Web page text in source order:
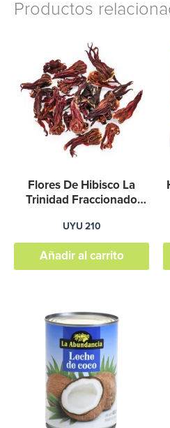
Productos
Flores De Hibisco La
Trinidad Fraccionado
UYU 210
Añadir al carrito